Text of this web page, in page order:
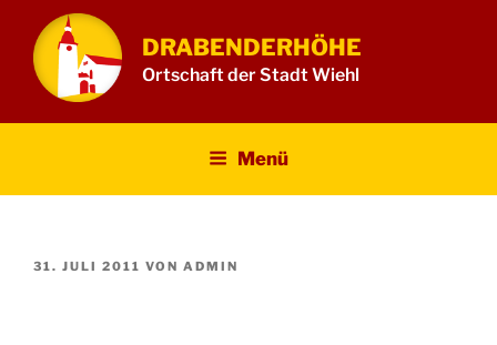
Inhalt
springen
DRABENDERHÖHE
Ortschaft der Stadt Wiehl
Menü
VERÖFFENTLICHT
31. JULI 2011 VON ADMIN